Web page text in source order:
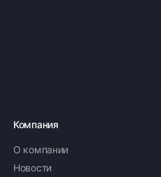
Компания
О компании
Новости